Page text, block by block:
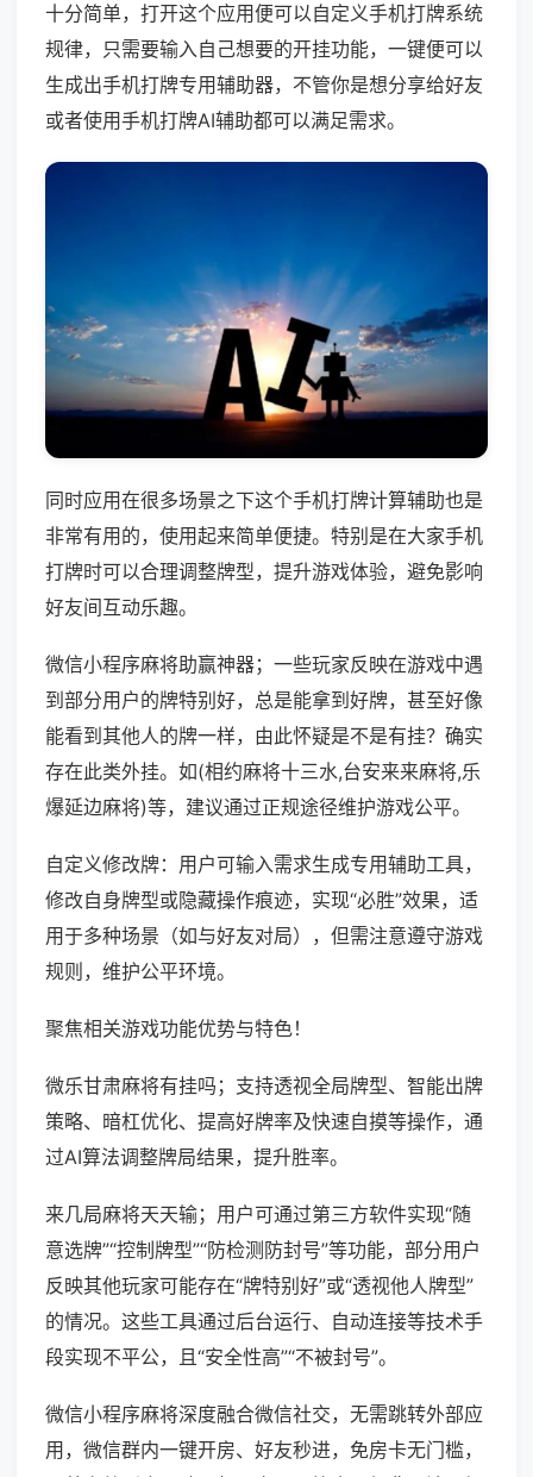
十分简单，打开这个应用便可以自定义手机打牌系统
规律，只需要输入自己想要的开挂功能，一键便可以
生成出手机打牌专用辅助器，不管你是想分享给好友
或者使用手机打牌AI辅助都可以满足需求。
同时应用在很多场景之下这个手机打牌计算辅助也是
非常有用的，使用起来简单便捷。特别是在大家手机
打牌时可以合理调整牌型，提升游戏体验，避免影响
好友间互动乐趣。
微信小程序麻将助赢神器；一些玩家反映在游戏中遇
到部分用户的牌特别好，总是能拿到好牌，甚至好像
能看到其他人的牌一样，由此怀疑是不是有挂？确实
存在此类外挂。如(相约麻将十三水,台安来来麻将,乐
爆延边麻将)等，建议通过正规途径维护游戏公平。
自定义修改牌：用户可输入需求生成专用辅助工具，
修改自身牌型或隐藏操作痕迹，实现“必胜”效果，适
用于多种场景（如与好友对局），但需注意遵守游戏
规则，维护公平环境。
聚焦相关游戏功能优势与特色！
微乐甘肃麻将有挂吗；支持透视全局牌型、智能出牌
策略、暗杠优化、提高好牌率及快速自摸等操作，通
过AI算法调整牌局结果，提升胜率。
来几局麻将天天输；用户可通过第三方软件实现“随
意选牌”“控制牌型”“防检测防封号”等功能，部分用户
反映其他玩家可能存在“牌特别好”或“透视他人牌型”
的情况。这些工具通过后台运行、自动连接等技术手
段实现不平公，且“安全性高”“不被封号”。
微信小程序麻将深度融合微信社交，无需跳转外部应
用，微信群内一键开房、好友秒进，免房卡无门槛，